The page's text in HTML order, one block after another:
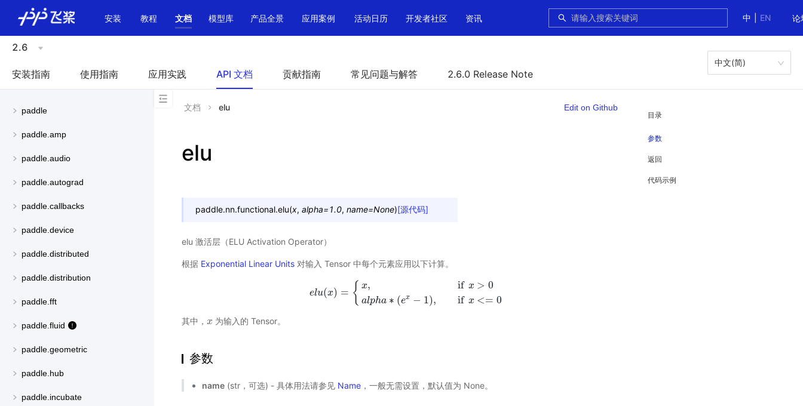
中
EN 论
安装 教程 文档 模型库 产品全景 应用案例 活动日历 开发者社区 资讯
2.6
安装指南 使用指南 应用实践 API 文档 贡献指南 常见问题与解答 2.6.0 Release Note
中文(简)
paddle
paddle.amp
paddle.audio
paddle.autograd
paddle.callbacks
paddle.device
paddle.distributed
paddle.distribution
paddle.fft
paddle.fluid
paddle.geometric
paddle.hub
paddle.incubate
目录
参数
返回
代码示例
文档 elu Edit on Github
elu
paddle.nn.functional.elu(x, alpha=1.0, name=None)[源代码]
elu 激活层（ELU Activation Operator）
根据 Exponential Linear Units 对输入 Tensor 中每个元素应用以下计算。
elu(x) = { x,
alpha ∗ (ex − 1),
if x > 0
if x <= 0
el u(x )= ,if l e
其中， x
x 为输入的 Tensor。
参数
name (str，可选) - 具体用法请参见 Name ，一般无需设置，默认值为 None。